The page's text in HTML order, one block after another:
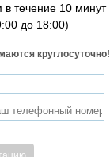
в течение 10 минут
до 18:00)
круглосуточно!